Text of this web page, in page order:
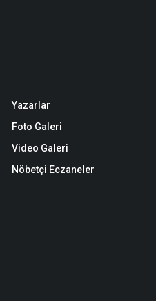
Yazarlar
Foto Galeri
Video Galeri
Nöbetçi Eczaneler